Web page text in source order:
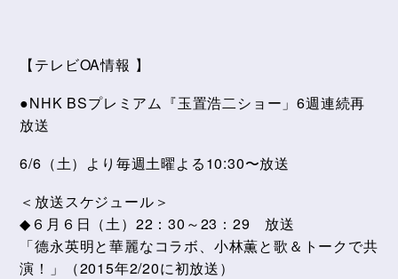
【テレビOA情報 】
●NHK BSプレミアム『玉置浩二ショー」6週連続再
放送
6/6（土）より毎週土曜よる10:30〜放送
＜放送スケジュール＞
◆６月６日（土）22：30～23：29 放送
「德永英明と華麗なコラボ、小林薫と歌＆トークで共
演！」（2015年2/20に初放送）